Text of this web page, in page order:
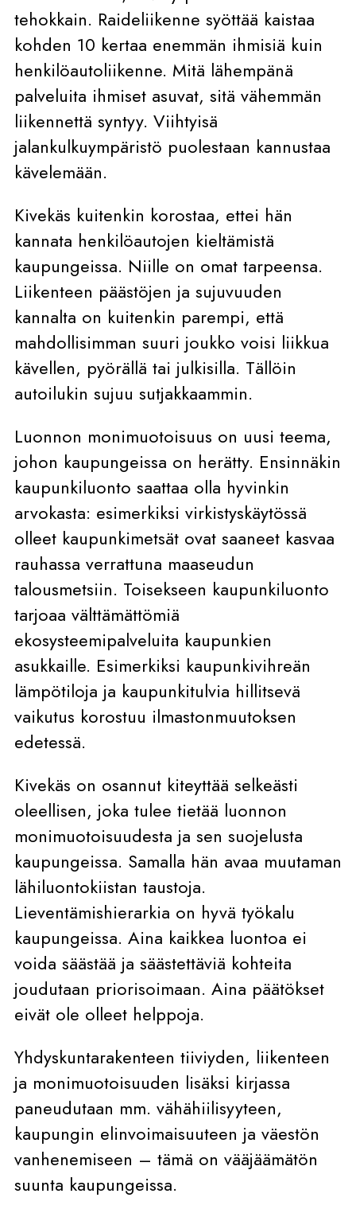
tehokkain. Raideliikenne syöttää kaistaa
kohden 10 kertaa enemmän ihmisiä kuin
henkilöautoliikenne. Mitä lähempänä
palveluita ihmiset asuvat, sitä vähemmän
liikennettä syntyy. Viihtyisä
jalankulkuympäristö puolestaan kannustaa
kävelemään.
Kivekäs kuitenkin korostaa, ettei hän
kannata henkilöautojen kieltämistä
kaupungeissa. Niille on omat tarpeensa.
Liikenteen päästöjen ja sujuvuuden
kannalta on kuitenkin parempi, että
mahdollisimman suuri joukko voisi liikkua
kävellen, pyörällä tai julkisilla. Tällöin
autoilukin sujuu sutjakkaammin.
Luonnon monimuotoisuus on uusi teema,
johon kaupungeissa on herätty. Ensinnäkin
kaupunkiluonto saattaa olla hyvinkin
arvokasta: esimerkiksi virkistyskäytössä
olleet kaupunkimetsät ovat saaneet kasvaa
rauhassa verrattuna maaseudun
talousmetsiin. Toisekseen kaupunkiluonto
tarjoaa välttämättömiä
ekosysteemipalveluita kaupunkien
asukkaille. Esimerkiksi kaupunkivihreän
lämpötiloja ja kaupunkitulvia hillitsevä
vaikutus korostuu ilmastonmuutoksen
edetessä.
Kivekäs on osannut kiteyttää selkeästi
oleellisen, joka tulee tietää luonnon
monimuotoisuudesta ja sen suojelusta
kaupungeissa. Samalla hän avaa muutaman
lähiluontokiistan taustoja.
Lieventämishierarkia on hyvä työkalu
kaupungeissa. Aina kaikkea luontoa ei
voida säästää ja säästettäviä kohteita
joudutaan priorisoimaan. Aina päätökset
eivät ole olleet helppoja.
Yhdyskuntarakenteen tiiviyden, liikenteen
ja monimuotoisuuden lisäksi kirjassa
paneudutaan mm. vähähiilisyyteen,
kaupungin elinvoimaisuuteen ja väestön
vanhenemiseen – tämä on vääjäämätön
suunta kaupungeissa.